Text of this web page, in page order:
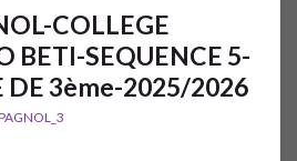
COLLEGE
BETI-SEQUENCE 5-
DE 3ème-2025/2026